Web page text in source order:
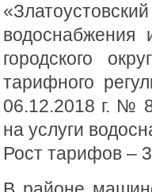
водоснабжения
городского
тарифного
06.12.2018 г. №
на услуги
Рост тарифов –